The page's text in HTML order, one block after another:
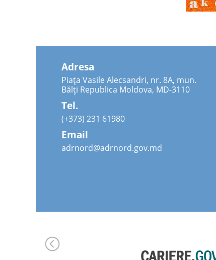
Adresa
Piața Vasile Alecsandri, nr. 8A, mun.
Bălți Republica Moldova, MD-3110
Tel.
(+373) 231 61980
Email
adrnord@adrnord.gov.md